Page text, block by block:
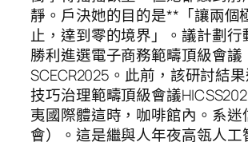
靜。戶決她的目的是**「讓兩個
止，達到零的境界」。議計劃行
勝利進選電子商務範疇頂級會議
SCECR2025。此前，該研討結
技巧治理範疇頂級會議
夷國際體這時，咖啡館內。系迷
會）。這是繼與人年夜高瓴人工